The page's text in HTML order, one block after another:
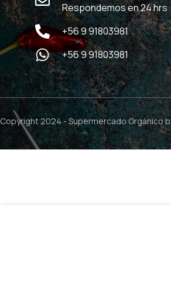
Respondemos en 24 hrs
+56 9 91803981
+56 9 91803981
Copyright 2024 -Supermercado Orgánico